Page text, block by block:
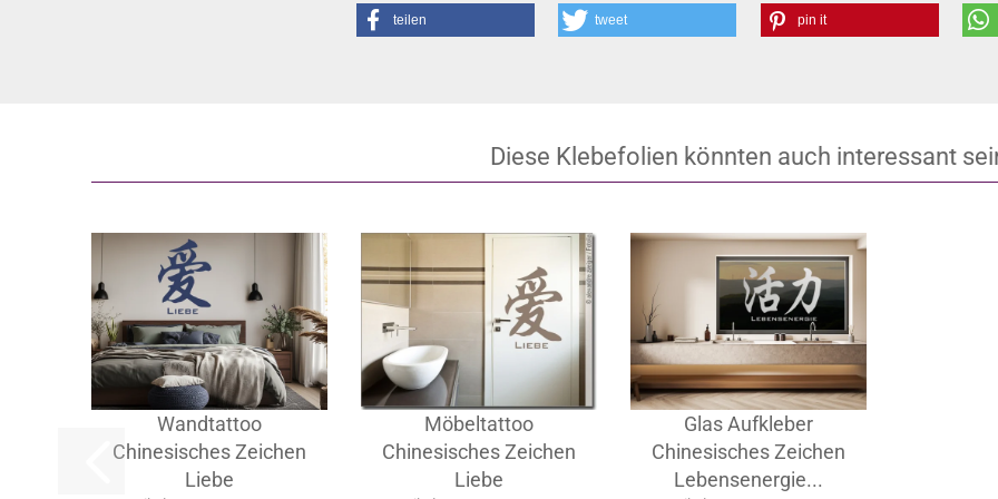
teilen tweet pin it
Diese Klebefolien könnten auch interessant
Wandtattoo
Chinesisches Zeichen
Liebe
Möbeltattoo
Chinesisches Zeichen
Liebe
Glas Aufkleber
Chinesisches Zeichen
Lebensenergie...